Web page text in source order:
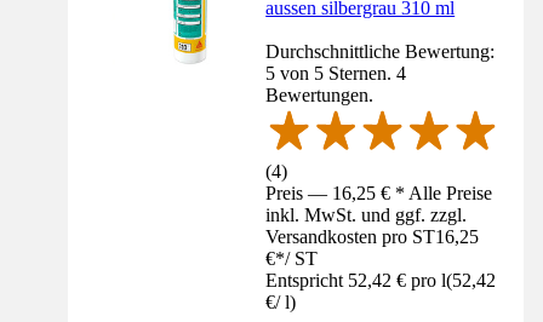
aussen silbergrau 310 ml
Durchschnittliche Bewertung:
5 von 5 Sternen. 4
Bewertungen.
(4)
Preis — 16,25 € * Alle Preise
inkl. MwSt. und ggf. zzgl.
Versandkosten pro ST16,25
€*/ ST
Entspricht 52,42 € pro l(52,42
€/ l)